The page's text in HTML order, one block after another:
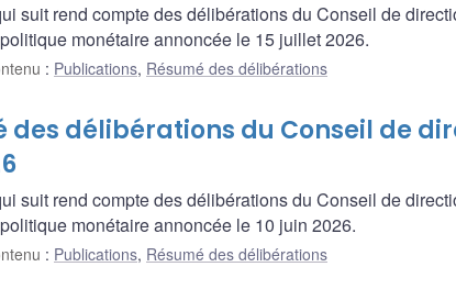
suit rend compte des délibérations du Conseil de
monétaire annoncée le 15 juillet 2026.
: Publications, Résumé des délibérations
des délibérations du Conseil de
suit rend compte des délibérations du Conseil de
monétaire annoncée le 10 juin 2026.
: Publications, Résumé des délibérations